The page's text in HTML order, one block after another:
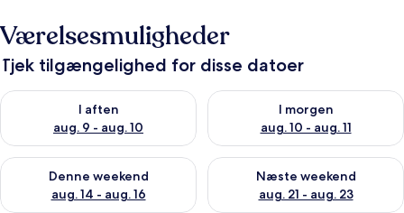
Værelsesmuligheder
Tjek tilgængelighed for disse datoer
I aften
aug. 9 - aug. 10
Tjek tilgængelighed for i aften aug. 9 - aug. 10
I morgen
aug. 10 - aug. 11
Tjek tilgængelighed for i
Denne weekend
aug. 14 - aug. 16
Tjek tilgængelighed for denne weekend aug. 14 - aug. 16
Næste weekend
aug. 21 - aug. 23
Tjek tilgængelighed for næste